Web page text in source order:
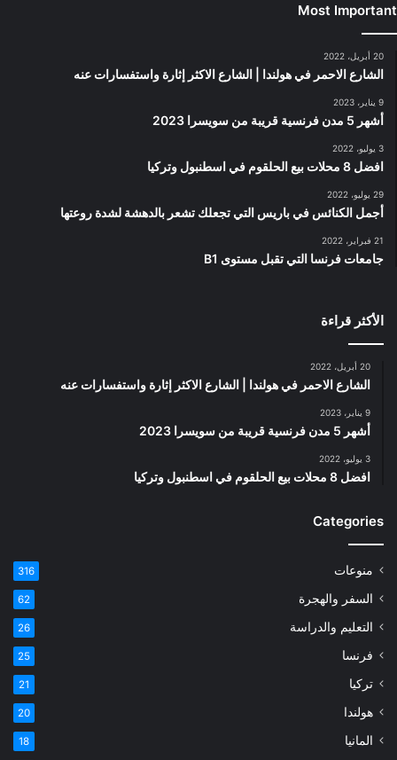
Most Important
20 أبريل، 2022
الشارع الاحمر في هولندا | الشارع الاكثر إثارة واستفسارات عنه
9 يناير، 2023
أشهر 5 مدن فرنسية قريبة من سويسرا 2023
3 يوليو، 2022
افضل 8 محلات بيع الحلقوم في اسطنبول وتركيا
29 يوليو، 2022
أجمل الكنائس في باريس التي تجعلك تشعر بالدهشة لشدة روعتها
21 فبراير، 2022
جامعات فرنسا التي تقبل مستوى B1
الأكثر قراءة
20 أبريل، 2022
الشارع الاحمر في هولندا | الشارع الاكثر إثارة واستفسارات عنه
9 يناير، 2023
أشهر 5 مدن فرنسية قريبة من سويسرا 2023
3 يوليو، 2022
افضل 8 محلات بيع الحلقوم في اسطنبول وتركيا
Categories
منوعات 316
السفر والهجرة 62
التعليم والدراسة 26
فرنسا 25
تركيا 21
هولندا 20
المانيا 18